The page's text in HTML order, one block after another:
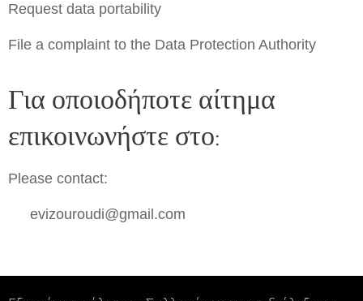
Request data portability
File a complaint to the Data Protection Authority
Για οποιοδήποτε αίτημα
επικοινωνήστε στο:
Please contact:
📩 evizouroudi@gmail.com